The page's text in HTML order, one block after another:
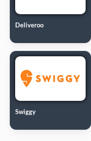
Deliveroo
Swiggy